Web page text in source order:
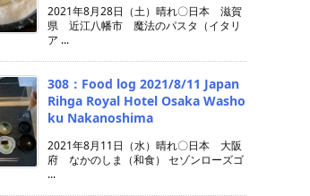
2021年8月28日（土）晴れ〇日本 滋賀
県 近江八幡市 魔法のパスタ（イタリ
ア ...
308：Food log 2021/8/11 Japan
Rihga Royal Hotel Osaka Washo
ku Nakanoshima
2021年8月11日（水）晴れ〇日本 大阪
府 なかのしま（和食） セゾンローズゴ
...